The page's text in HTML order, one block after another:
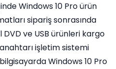
Windows 10 Pro ürün
sipariş sonrasında
ve USB ürünleri kargo
işletim sistemi
Windows 10 Pro